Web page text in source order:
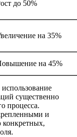
до 50%
на 35%
на 45%
существенно
процесса.
и